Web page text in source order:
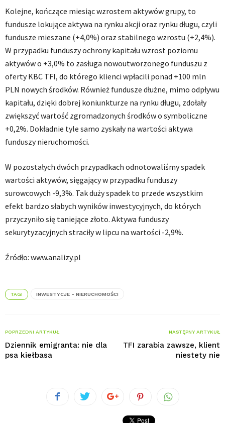
Kolejne, kończące miesiąc wzrostem aktywów grupy, to
fundusze lokujące aktywa na rynku akcji oraz rynku długu, czyli
fundusze mieszane (+4,0%) oraz stabilnego wzrostu (+2,4%).
W przypadku funduszy ochrony kapitału wzrost poziomu
aktywów o +3,0% to zasługa nowoutworzonego funduszu z
oferty KBC TFI, do którego klienci wpłacili ponad +100 mln
PLN nowych środków. Również fundusze dłużne, mimo odpływu
kapitału, dzięki dobrej koniunkturze na rynku długu, zdołały
zwiększyć wartość zgromadzonych środków o symboliczne
+0,2%. Dokładnie tyle samo zyskały na wartości aktywa
funduszy nieruchomości.
W pozostałych dwóch przypadkach odnotowaliśmy spadek
wartości aktywów, sięgający w przypadku funduszy
surowcowych -9,3%. Tak duży spadek to przede wszystkim
efekt bardzo słabych wyników inwestycyjnych, do których
przyczyniło się taniejące złoto. Aktywa funduszy
sekurytyzacyjnych straciły w lipcu na wartości -2,9%.
Źródło: www.analizy.pl
TAGI INWESTYCJE - NIERUCHOMOŚCI
POPRZEDNI ARTYKUŁ
Dziennik emigranta: nie dla
psa kiełbasa
NASTĘPNY ARTYKUŁ
TFI zarabia zawsze, klient
niestety nie